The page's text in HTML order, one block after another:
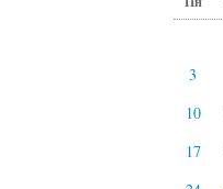
3
10
17